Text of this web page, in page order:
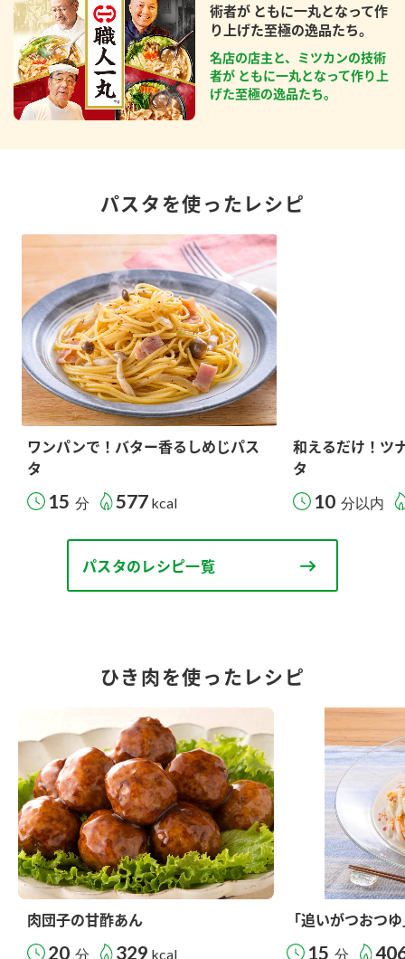
術者が ともに一丸となって作
り上げた至極の逸品たち。
名店の店主と、ミツカンの技術
者が ともに一丸となって作り上
げた至極の逸品たち。
パスタを使ったレシピ
ワンパンで！バター香るしめじパス
タ
15 分 577 kcal
和えるだけ！ツ
タ
10 分以内
パスタのレシピ一覧
ひき肉を使ったレシピ
肉団子の甘酢あん
20 分 329 kcal
「追いがつおつ
15 分